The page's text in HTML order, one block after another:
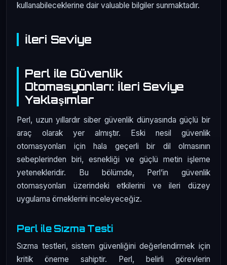
kullanabileceklerine dair valuable bilgiler sunmaktadır.
İleri Seviye
Perl ile Güvenlik
Otomasyonları: İleri Seviye
Yaklaşımlar
Perl, uzun yıllardır siber güvenlik dünyasında güçlü bir
araç olarak yer almıştır. Eski nesil güvenlik
otomasyonları için hala geçerli bir dil olmasının
sebeplerinden biri, esnekliği ve güçlü metin işleme
yetenekleridir. Bu bölümde, Perl’in güvenlik
otomasyonları üzerindeki etkilerini ve ileri düzey
uygulama örneklerini inceleyeceğiz.
Perl ile Sızma Testi
Sızma testleri, sistem güvenliğini değerlendirmek için
kritik öneme sahiptir. Perl, belirli görevlerin